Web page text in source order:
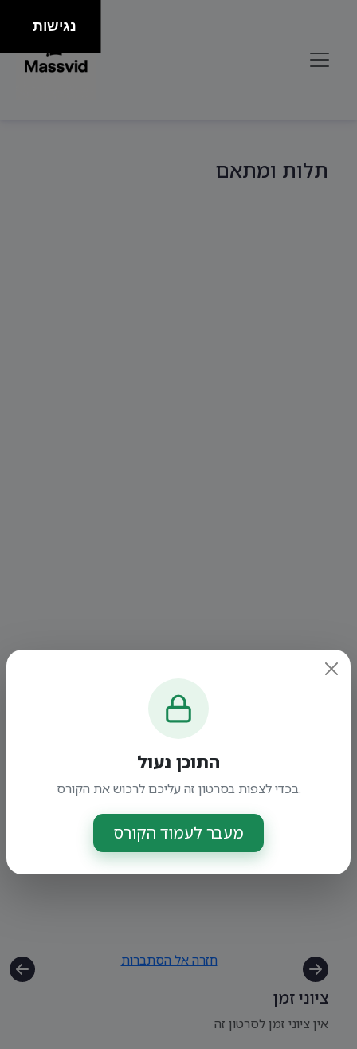
תלות ומתאם
חזרה אל הסתברות
ציוני זמן
אין ציוני זמן לסרטון זה
התוכן נעול
בכדי לצפות בסרטון זה עליכם לרכוש את הקורס.
מעבר לעמוד הקורס
נגישות